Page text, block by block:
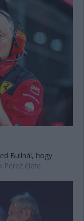
Bullnál, hogy
Perez élete